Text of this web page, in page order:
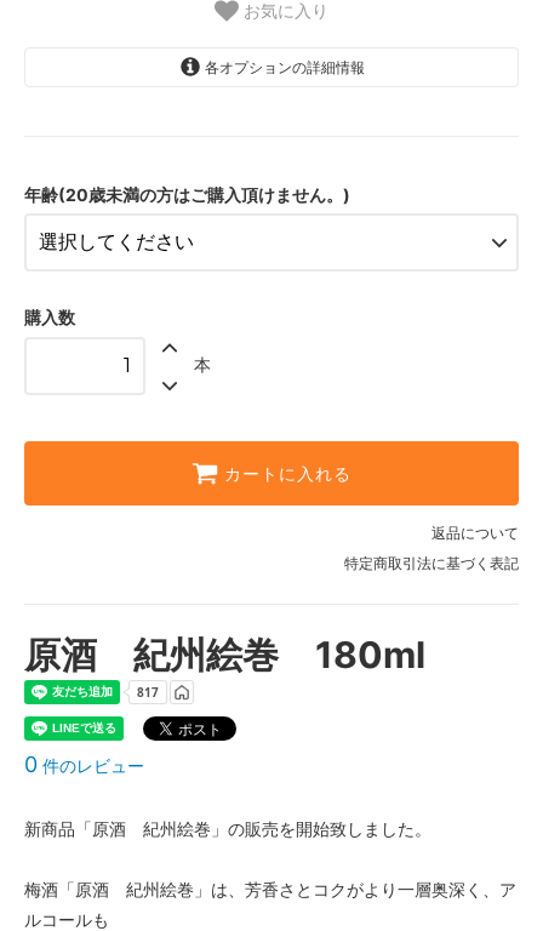
お気に入り
各オプションの詳細情報
年齢(20歳未満の方はご購入頂けません。)
購入数
本
カートに入れる
返品について
特定商取引法に基づく表記
原酒 紀州絵巻 180ml
0 件のレビュー
新商品「原酒 紀州絵巻」の販売を開始致しました。
梅酒「原酒 紀州絵巻」は、芳香さとコクがより一層奥深く、ア
ルコールも